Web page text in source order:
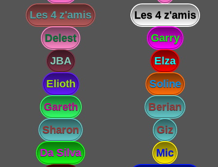
Les 4 z'amis
Les 4 z'amis
Delest
Garry
JBA
Elza
Elioth
Soline
Gareth
Berian
Sharon
Giz
Da Silva
Mic